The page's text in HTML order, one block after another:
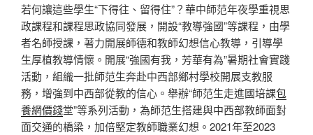
若何讓這些學生“下得往、留得住”？華中師范年夜學重視思
政課程和課程思政協同發展，開設“教導強國”等課程，由學
者名師授課，著力開展師德和教師幻想信心教導，引導學
生厚植教導情懷。開展“強國有我，芳華有為”暑期社會實踐
活動，組織一批師范生奔赴中西部鄉村學校開展支教服
務，增強到中西部從教的信心。舉辦“師范生走進國培課包
養網價錢堂”等系列活動，為師范生搭建與中西部教師面對
面交通的橋梁，加倍堅定教師職業幻想。2021年至2023